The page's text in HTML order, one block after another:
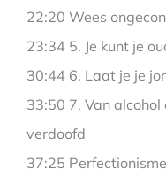
22:20 Wees
23:34 5. Je kunt je
30:44 6. Laat je je
33:50 7. Van
verdoofd
37:25 Perfectionisme